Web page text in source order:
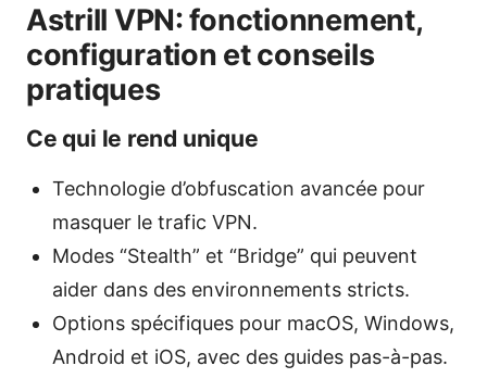
Astrill VPN: fonctionnement,
configuration et conseils
pratiques
Ce qui le rend unique
Technologie d’obfuscation avancée pour
masquer le trafic VPN.
Modes “Stealth” et “Bridge” qui peuvent
aider dans des environnements stricts.
Options spécifiques pour macOS, Windows,
Android et iOS, avec des guides pas-à-pas.